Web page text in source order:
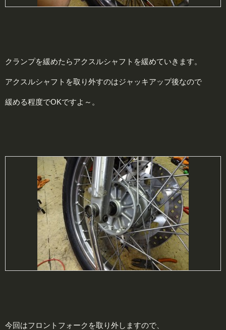
クランプを緩めたらアクスルシャフトを緩めていきます。
アクスルシャフトを取り外すのはジャッキアップ後なので
緩める程度でOKですよ～。
今回はフロントフォークを取り外しますので、